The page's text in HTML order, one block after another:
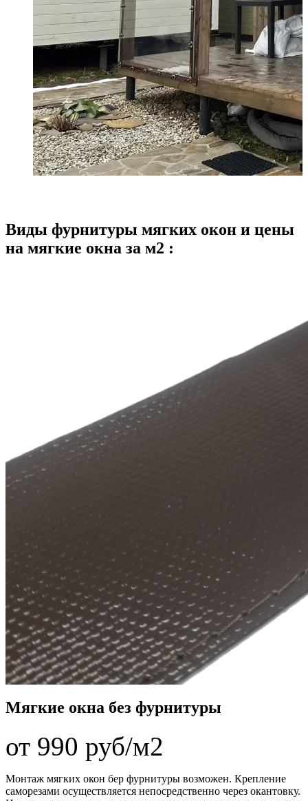
Виды фурнитуры мягких окон и цены
на мягкие окна за м2 :
Мягкие окна без фурнитуры
от 990 руб/м2
Монтаж мягких окон бер фурнитуры возможен. Крепление
саморезами осуществляется непосредственно через окантовку.